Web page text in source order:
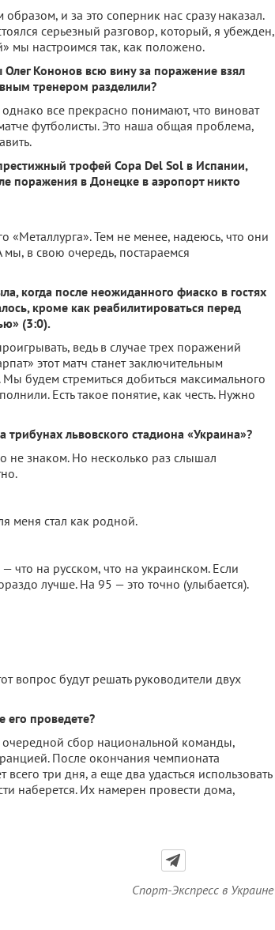
и за это соперник нас сразу наказал.
серьезный разговор, который, я убежден,
мы настроимся так, как положено.
Кононов всю вину за поражение взял
тренером разделили?
все прекрасно понимают, что виноват
футболисты. Это наша общая проблема,
трофей Copa Del Sol в Испании,
поражения в Донецке в аэропорт никто
Тем не менее, надеюсь, что они
в свою очередь, постараемся
когда после неожиданного фиаско в гостях
кроме как реабилитироваться перед
(3:0).
ведь в случае трех поражений
этот матч станет заключительным
будем стремиться добиться максимального
Есть такое понятие, как честь. Нужно
львовского стадиона «Украина»?
не знаком. Но несколько раз слышал
меня стал как родной.
что на русском, что на украинском. Если
лучше. На 95 — это точно (улыбается).
вопрос будут решать руководители двух
его проведете?
очередной сбор национальной команды,
После окончания чемпионата
три дня, а еще два удасться использовать
наберется. Их намерен провести дома,
Спорт-Экспресс в Украине